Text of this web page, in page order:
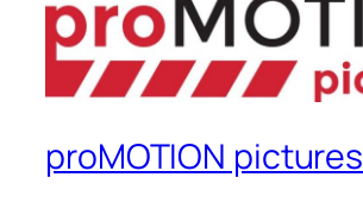
proMOTION pictures